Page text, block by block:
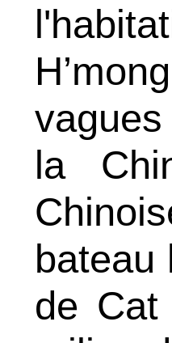
la
bateau
de